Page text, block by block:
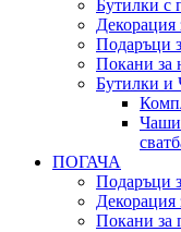
Бутилки с
Декорация
Подаръци
Покани за
Бутилки и
Чаши
ПОГАЧА
Подаръци
Декорация
Покани за